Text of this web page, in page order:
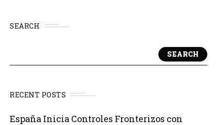
SEARCH
SEARCH
RECENT POSTS
España Inicia Controles Fronterizos con